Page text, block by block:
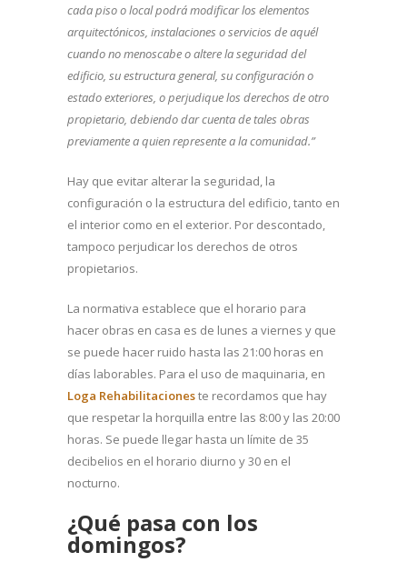
cada piso o local podrá modificar los elementos
arquitectónicos, instalaciones o servicios de aquél
cuando no menoscabe o altere la seguridad del
edificio, su estructura general, su configuración o
estado exteriores, o perjudique los derechos de otro
propietario, debiendo dar cuenta de tales obras
previamente a quien represente a la comunidad.”
Hay que evitar alterar la seguridad, la
configuración o la estructura del edificio, tanto en
el interior como en el exterior. Por descontado,
tampoco perjudicar los derechos de otros
propietarios.
La normativa establece que el horario para
hacer obras en casa es de lunes a viernes y que
se puede hacer ruido hasta las 21:00 horas en
días laborables. Para el uso de maquinaria, en
Loga Rehabilitacioneste recordamos que hay
que respetar la horquilla entre las 8:00 y las 20:00
horas. Se puede llegar hasta un límite de 35
decibelios en el horario diurno y 30 en el
nocturno.
¿Qué pasa con los
domingos?